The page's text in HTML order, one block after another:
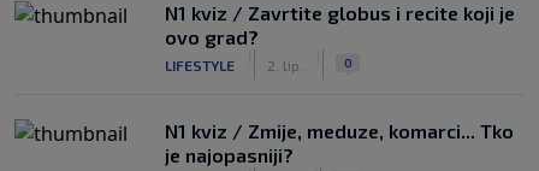
N1 kviz / Zavrtite globus i recite koji je
ovo grad?
LIFESTYLE 2. lip. 0
N1 kviz / Zmije, meduze, komarci... Tko
je najopasniji?